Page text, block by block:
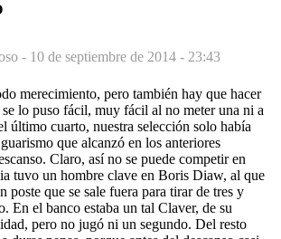
- 10 de septiembre de 2014 - 23:43
merecimiento, pero también hay que hacer
se lo puso fácil, muy fácil al no meter una ni a
último cuarto, nuestra selección solo había
que alcanzó en los anteriores
Claro, así no se puede competir en
tuvo un hombre clave en Boris Diaw, al que
poste que se sale fuera para tirar de tres y
En el banco estaba un tal Claver, de su
pero no jugó ni un segundo. Del resto